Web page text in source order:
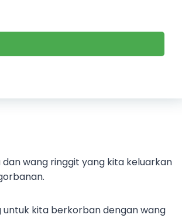
wang ringgit yang kita keluarkan
kita berkorban dengan wang